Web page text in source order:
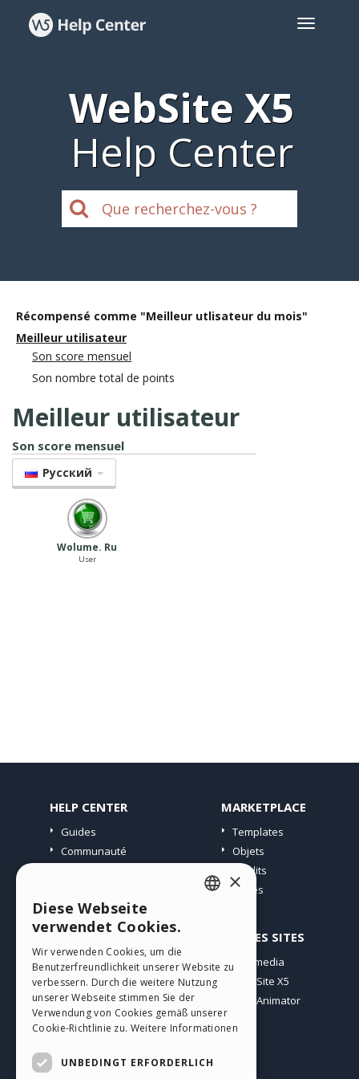
WebSite X5
Help Center
Récompensé comme "Meilleur utlisateur du mois"
Meilleur utilisateur
Son score mensuel
Son nombre total de points
Meilleur utilisateur
Son score mensuel
Pусский
Wolume. Ru
User
HELP CENTER
Guides
Communauté
MARKETPLACE
Templates
Objets
Crédits
Offres
PROFIL
Mes Messages
Mes Licences
Télécharger
Espace Web
AUTRES SITES
Incomedia
WebSite X5
WebAnimator
GERMAN
SPANISH
PORTUGUESE
×
Diese Webseite
verwendet Cookies.
Wir verwenden Cookies, um die
Benutzerfreundlichkeit unserer Website zu
verbessern. Durch die weitere Nutzung
unserer Webseite stimmen Sie der
Verwendung von Cookies gemäß unserer
Cookie-Richtlinie zu. Weitere Informationen
UNBEDINGT ERFORDERLICH